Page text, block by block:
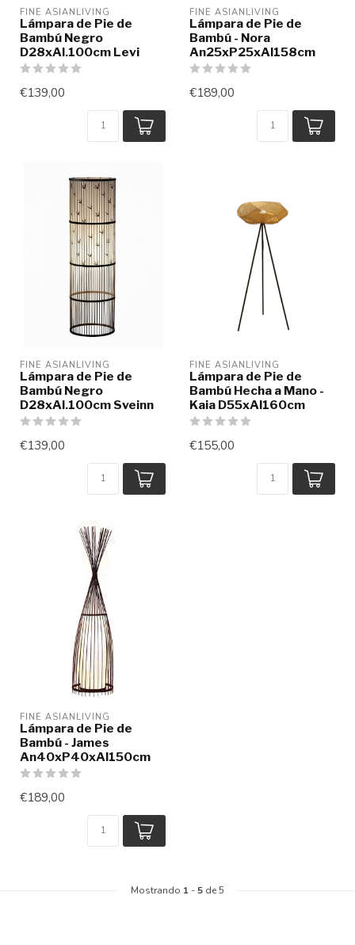
FINE ASIANLIVING
Lámpara de Pie de
Bambú Negro
D28xAl.100cm Levi
€139,00
FINE ASIANLIVING
Lámpara de Pie de
Bambú - Nora
An25xP25xAl158cm
€189,00
FINE ASIANLIVING
Lámpara de Pie de
Bambú Negro
D28xAl.100cm Sveinn
€139,00
FINE ASIANLIVING
Lámpara de Pie de
Bambú Hecha a Mano -
Kaia D55xAl160cm
€155,00
FINE ASIANLIVING
Lámpara de Pie de
Bambú - James
An40xP40xAl150cm
€189,00
Mostrando 1 -5 de 5